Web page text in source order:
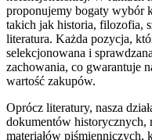
proponujemy bogaty wybór
takich jak historia, filozofia,
literatura. Każda pozycja,
selekcjonowana i
zachowania, co gwarantuje
wartość zakupów.
Oprócz literatury, nasza
dokumentów
materiałów piśmienniczych,